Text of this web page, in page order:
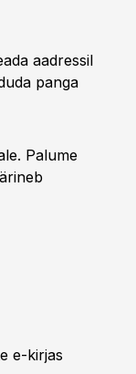
aadressil
panga
Palume
e-kirjas